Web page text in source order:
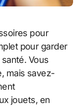
pour garder
Vous
mais savez-
jouets, en